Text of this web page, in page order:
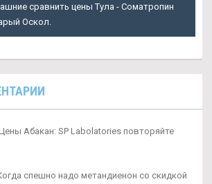
сравнить цены Тула - Cоматропин
Оскол.
Абакан: SP Labolatories повторяйте
спешно надо метандиенон со скидкой